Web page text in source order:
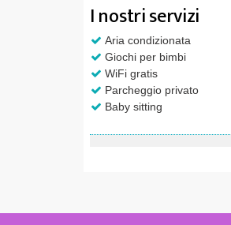
I nostri servizi
Aria condizionata
Giochi per bimbi
WiFi gratis
Parcheggio privato
Baby sitting